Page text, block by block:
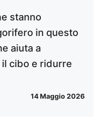
stanno
in questo
aiuta a
cibo e ridurre
14 Maggio 2026